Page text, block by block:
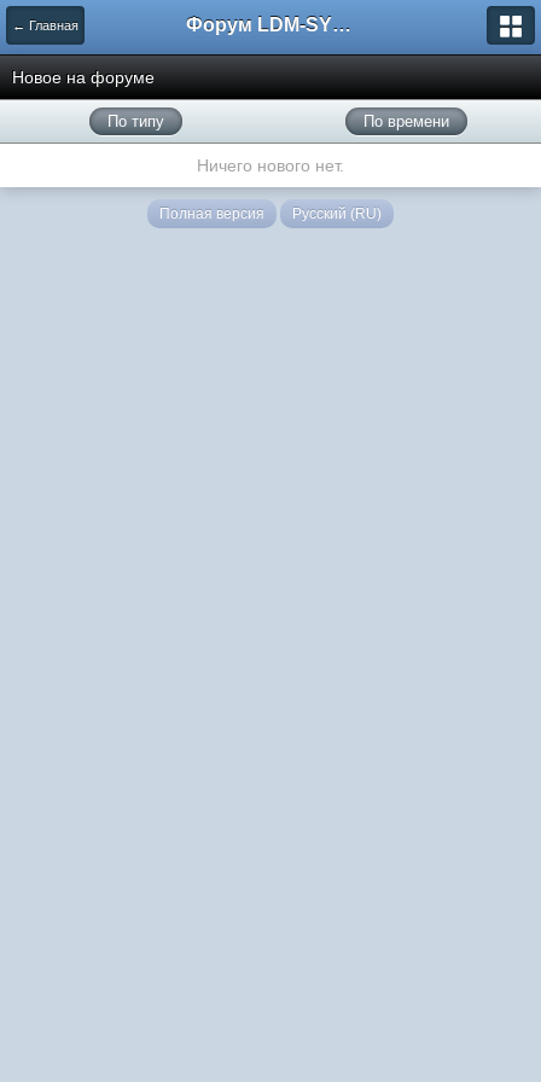
← Главная Форум LDM-SYSTEMS
Новое на форуме
По типу По времени
Ничего нового нет.
Полная версия Русский (RU)